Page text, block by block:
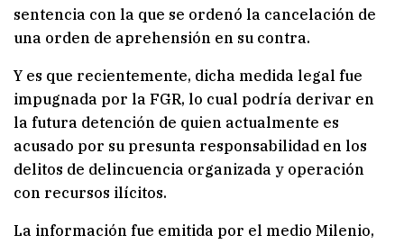
sentencia con la que se ordenó la cancelación de
una orden de aprehensión en su contra.
Y es que recientemente, dicha medida legal fue
impugnada por la FGR, lo cual podría derivar en
la futura detención de quien actualmente es
acusado por su presunta responsabilidad en los
delitos de delincuencia organizada y operación
con recursos ilícitos.
La información fue emitida por el medio Milenio,